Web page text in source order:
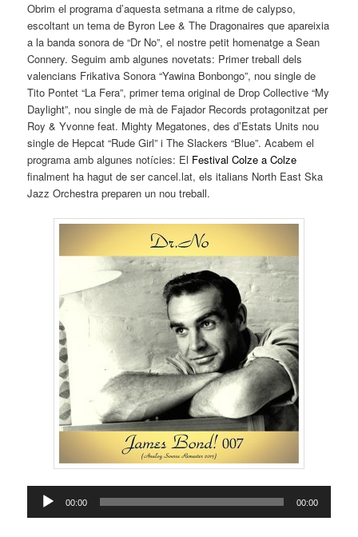
Obrim el programa d’aquesta setmana a ritme de calypso,
escoltant un tema de Byron Lee & The Dragonaires que apareixia
a la banda sonora de “Dr No”, el nostre petit homenatge a Sean
Connery. Seguim amb algunes novetats: Primer treball dels
valencians Frikativa Sonora “Yawina Bonbongo”, nou single de
Tito Pontet “La Fera”, primer tema original de Drop Collective “My
Daylight”, nou single de mà de Fajador Records protagonitzat per
Roy & Yvonne feat. Mighty Megatones, des d’Estats Units nou
single de Hepcat “Rude Girl” i The Slackers “Blue”. Acabem el
programa amb algunes notícies: El Festival Colze a Colze
finalment ha hagut de ser cancel.lat, els italians North East Ska
Jazz Orchestra preparen un nou treball.
Reproductor
d'àudio
00:00 00:00